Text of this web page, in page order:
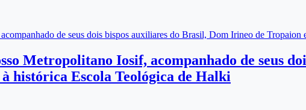
de seus dois bispos auxiliares do Brasil, Dom Irineo de
Metropolitano Iosif, acompanhado de seus
histórica Escola Teológica de Halki